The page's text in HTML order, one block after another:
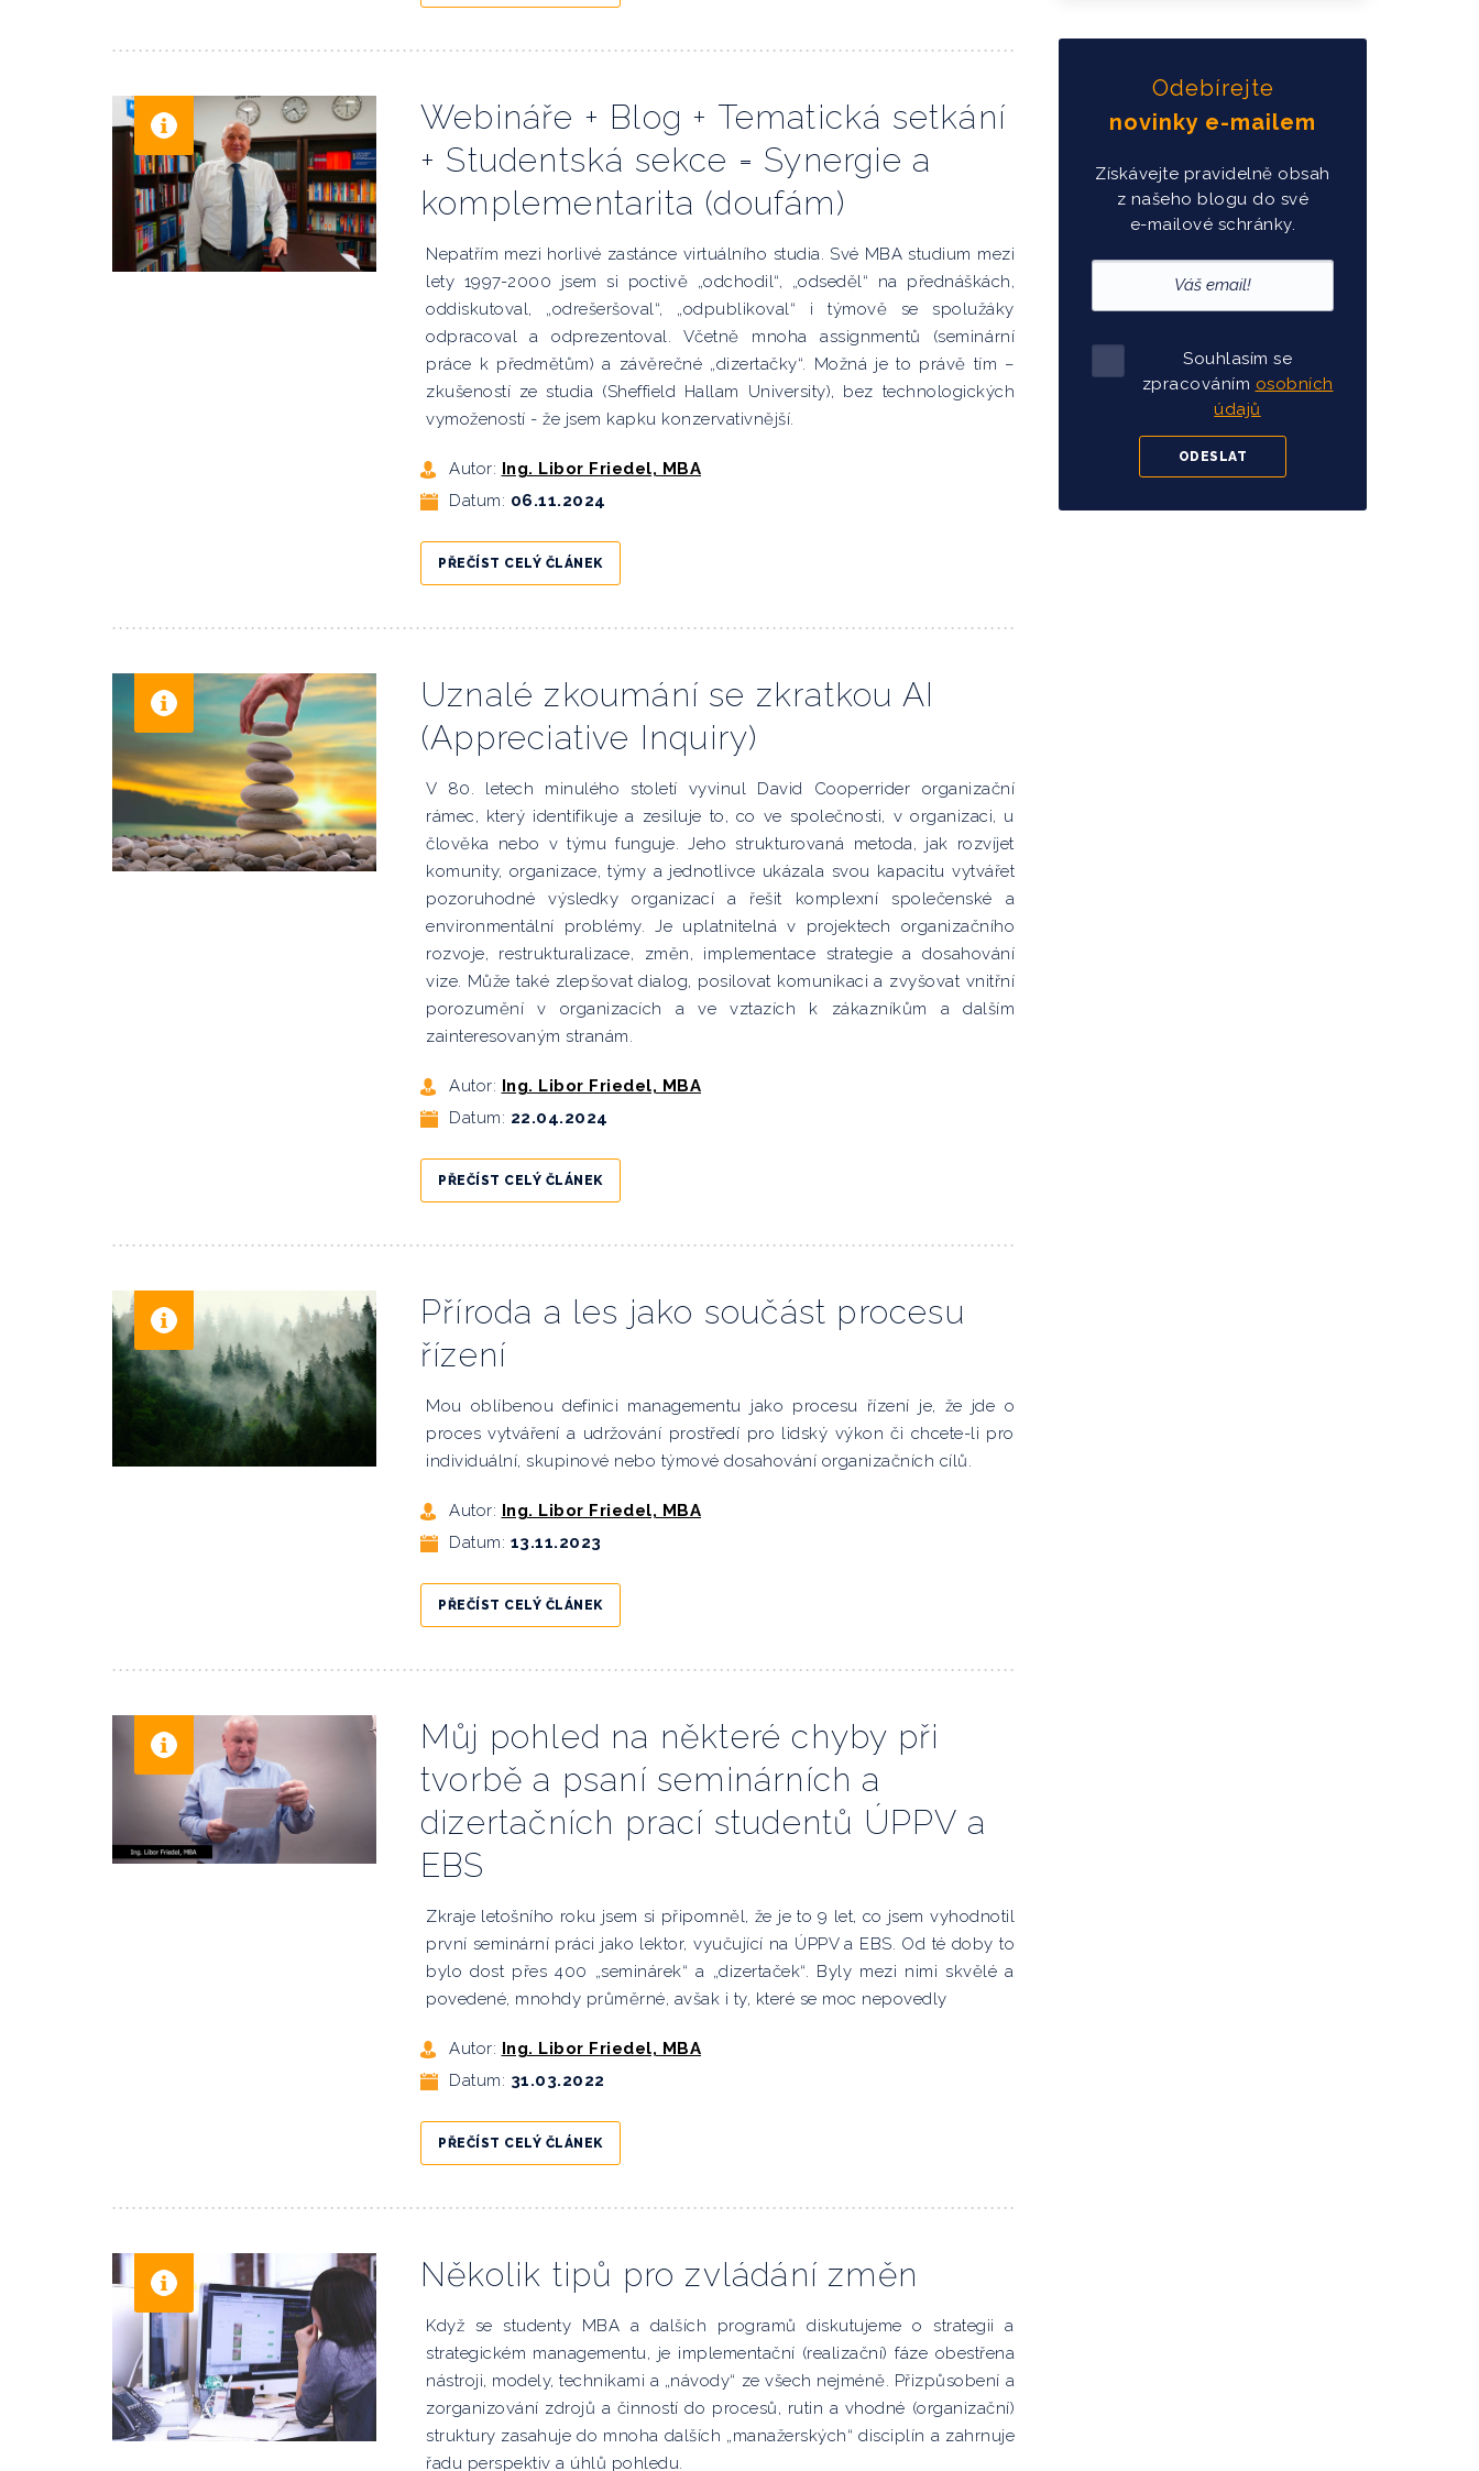
Webináře + Blog + Tematická setkání
+ Studentská sekce = Synergie a
komplementarita (doufám)
Nepatřím mezi horlivé zastánce virtuálního studia. Své MBA studium mezi
lety 1997-2000 jsem si poctivě „odchodil“, „odseděl“ na přednáškách,
oddiskutoval, „odrešeršoval“, „odpublikoval“ i týmově se spolužáky
odpracoval a odprezentoval. Včetně mnoha assignmentů (seminární
práce k předmětům) a závěrečné „dizertačky“. Možná je to právě tím –
zkušeností ze studia (Sheffield Hallam University), bez technologických
vymožeností - že jsem kapku konzervativnější.
Autor: Ing. Libor Friedel, MBA
Datum: 06.11.2024
PŘEČÍST CELÝ ČLÁNEK
Uznalé zkoumání se zkratkou AI
(Appreciative Inquiry)
V 80. letech minulého století vyvinul David Cooperrider organizační
rámec, který identifikuje a zesiluje to, co ve společnosti, v organizaci, u
člověka nebo v týmu funguje. Jeho strukturovaná metoda, jak rozvíjet
komunity, organizace, týmy a jednotlivce ukázala svou kapacitu vytvářet
pozoruhodné výsledky organizací a řešit komplexní společenské a
environmentální problémy. Je uplatnitelná v projektech organizačního
rozvoje, restrukturalizace, změn, implementace strategie a dosahování
vize. Může také zlepšovat dialog, posilovat komunikaci a zvyšovat vnitřní
porozumění v organizacích a ve vztazích k zákazníkům a dalším
zainteresovaným stranám.
Autor: Ing. Libor Friedel, MBA
Datum: 22.04.2024
PŘEČÍST CELÝ ČLÁNEK
Příroda a les jako součást procesu
řízení
Mou oblíbenou definici managementu jako procesu řízení je, že jde o
proces vytváření a udržování prostředí pro lidský výkon či chcete-li pro
individuální, skupinové nebo týmové dosahování organizačních cílů.
Autor: Ing. Libor Friedel, MBA
Datum: 13.11.2023
PŘEČÍST CELÝ ČLÁNEK
Můj pohled na některé chyby při
tvorbě a psaní seminárních a
dizertačních prací studentů ÚPPV a
EBS
Zkraje letošního roku jsem si připomněl, že je to 9 let, co jsem vyhodnotil
první seminární práci jako lektor, vyučující na ÚPPV a EBS. Od té doby to
bylo dost přes 400 „seminárek“ a „dizertaček“. Byly mezi nimi skvělé a
povedené, mnohdy průměrné, avšak i ty, které se moc nepovedly
Autor: Ing. Libor Friedel, MBA
Datum: 31.03.2022
PŘEČÍST CELÝ ČLÁNEK
Několik tipů pro zvládání změn
Když se studenty MBA a dalších programů diskutujeme o strategii a
strategickém managementu, je implementační (realizační) fáze obestřena
nástroji, modely, technikami a „návody“ ze všech nejméně. Přizpůsobení a
zorganizování zdrojů a činností do procesů, rutin a vhodné (organizační)
struktury zasahuje do mnoha dalších „manažerských“ disciplín a zahrnuje
řadu perspektiv a úhlů pohledu.
Odebírejte
novinky e-mailem
Získávejte pravidelně obsah
z našeho blogu do své
e-mailové schránky.
Souhlasím se
zpracováním osobních
údajů